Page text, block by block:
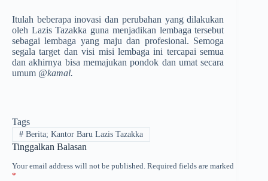
Itulah beberapa inovasi dan per­ubah­an yang dilakukan
oleh Lazis Tazakka­ guna menjadikan lembaga tersebut
sebagai lembaga yang maju dan profesional. Semoga
segala target dan visi misi lembaga ini tercapai semua
dan akhirnya bisa memajukan pondok dan umat secara
umum @kamal.
Tags
#Berita; Kantor Baru Lazis Tazakka
Tinggalkan Balasan
Your email address will not be published. Required fields are marked
*